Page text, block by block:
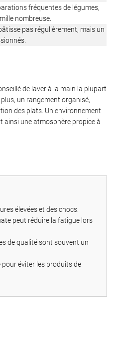
fréquentes de légumes,
nombreuse.
pas régulièrement, mais un
de laver à la main la plupart
un rangement organisé,
des plats. Un environnement
ainsi une atmosphère propice à
élevées et des chocs.
peut réduire la fatigue lors
de qualité sont souvent un
pour éviter les produits de